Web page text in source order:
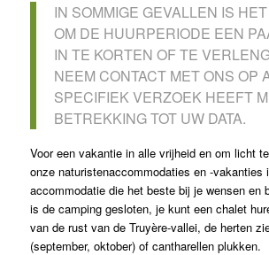
IN SOMMIGE GEVALLEN IS
OM DE HUURPERIODE EEN
IN TE KORTEN OF TE
NEEM CONTACT MET ONS OP
SPECIFIEK VERZOEK HEEFT
BETREKKING TOT UW DATA.
Voor een vakantie in alle vrijheid en om licht
onze naturistenaccommodaties en -vakanties
accommodatie die het beste bij je wensen en
is de camping gesloten, je kunt een chalet
van de rust van de Truyère-vallei, de herten
(september, oktober) of cantharellen plukken.